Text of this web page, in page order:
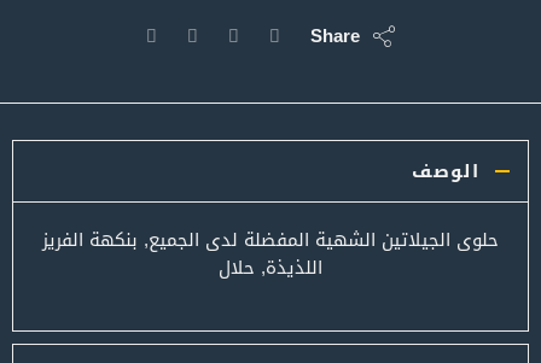
Share
الوصف
حلوى الجيلاتين الشهية المفضلة لدى الجميع, بنكهة الفريز
اللذيذة, حلال